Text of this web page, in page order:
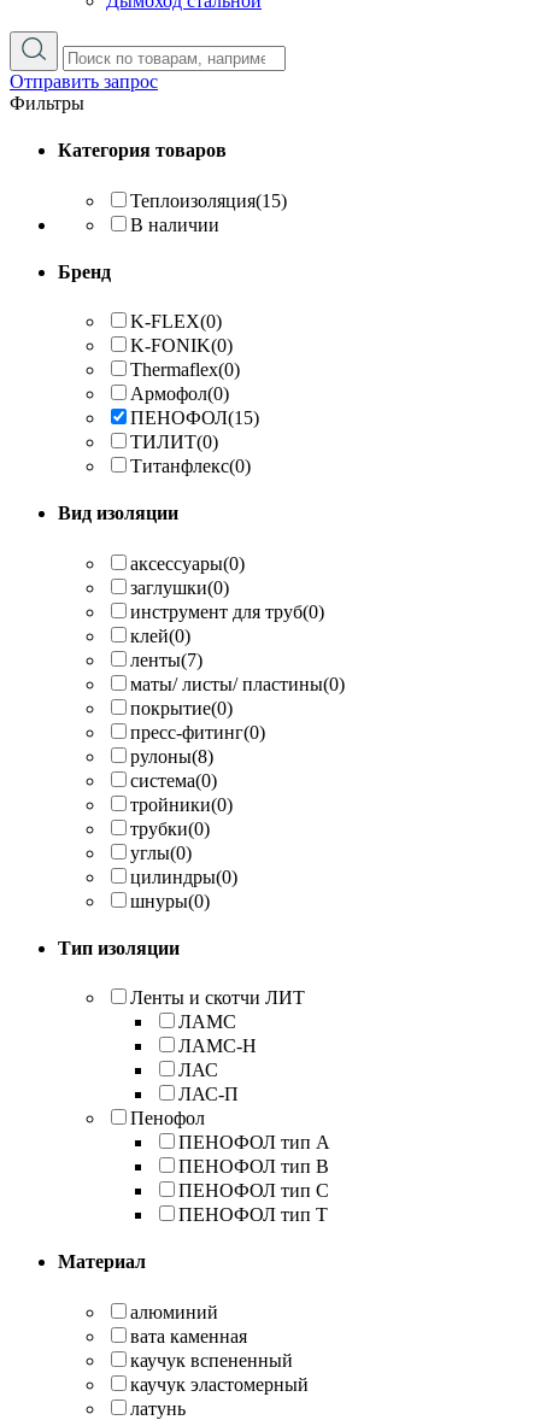
Отправить запрос
Фильтры
Категория товаров
Теплоизоляция(15)
В наличии
Бренд
K-FLEX(0)
K-FONIK(0)
Thermaflex(0)
Армофол(0)
ПЕНОФОЛ(15)
ТИЛИТ(0)
Титанфлекс(0)
Вид изоляции
аксессуары(0)
заглушки(0)
инструмент для труб(0)
клей(0)
ленты(7)
маты/ листы/ пластины(0)
покрытие(0)
пресс-фитинг(0)
рулоны(8)
система(0)
тройники(0)
трубки(0)
углы(0)
цилиндры(0)
шнуры(0)
Тип изоляции
Ленты и скотчи ЛИТ
ЛАМС
ЛАМС-Н
ЛАС
ЛАС-П
Пенофол
ПЕНОФОЛ тип А
ПЕНОФОЛ тип B
ПЕНОФОЛ тип C
ПЕНОФОЛ тип T
Материал
алюминий
вата каменная
каучук вспененный
каучук эластомерный
латунь